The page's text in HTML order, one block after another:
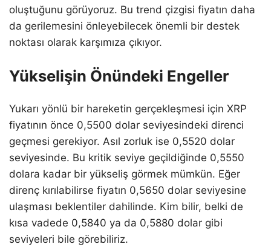
oluştuğunu görüyoruz. Bu trend çizgisi fiyatın daha
da gerilemesini önleyebilecek önemli bir destek
noktası olarak karşımıza çıkıyor.
Yükselişin Önündeki Engeller
Yukarı yönlü bir hareketin gerçekleşmesi için XRP
fiyatının önce 0,5500 dolar seviyesindeki direnci
geçmesi gerekiyor. Asıl zorluk ise 0,5520 dolar
seviyesinde. Bu kritik seviye geçildiğinde 0,5550
dolara kadar bir yükseliş görmek mümkün. Eğer
direnç kırılabilirse fiyatın 0,5650 dolar seviyesine
ulaşması beklentiler dahilinde. Kim bilir, belki de
kısa vadede 0,5840 ya da 0,5880 dolar gibi
seviyeleri bile görebiliriz.